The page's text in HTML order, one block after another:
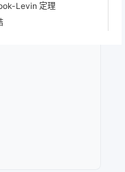
Levin 定理